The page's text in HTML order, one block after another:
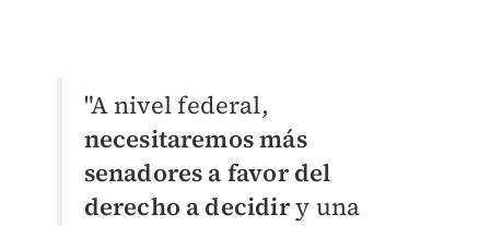
"A nivel federal,
necesitaremos más
senadores a favor del
derecho a decidiry una